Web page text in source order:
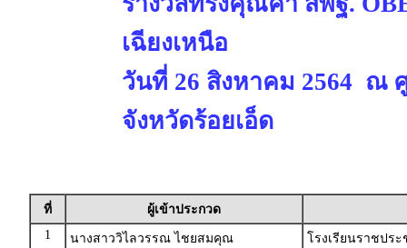
เฉียงเหนือ
วันที่ 26 สิงหาคม 2564 ณ
จังหวัดร้อยเอ็ด
ที่
ผู้เข้าประกวด
1
นางสาววิไลวรรณ ไชยสมคุณ
โรงเรียนราชปร